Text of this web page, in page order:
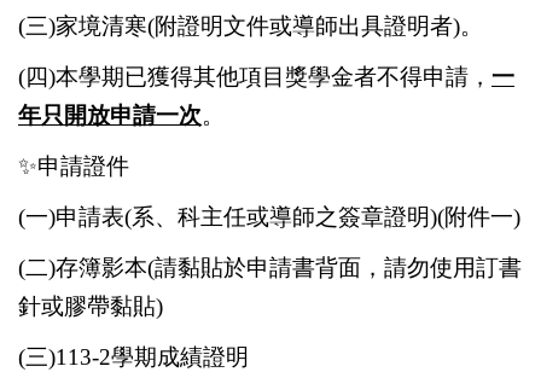
(三)家境清寒(附證明文件或導師出具證明者)。
(四)本學期已獲得其他項目獎學金者不得申請， 一
年只開放申請一次。
✨申請證件
(一)申請表(系、科主任或導師之簽章證明)(附件一)
(二)存簿影本(請黏貼於申請書背面，請勿使用訂書
針或膠帶黏貼)
(三)113-2學期成績證明